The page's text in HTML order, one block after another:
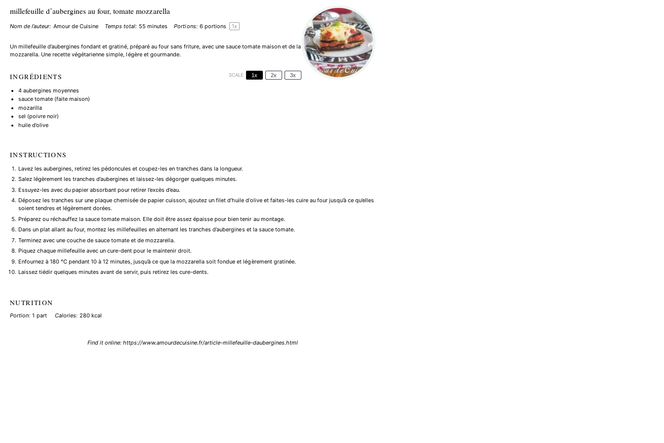
millefeuille d’aubergines au four, tomate mozzarella
Nom de l’auteur: Amour de Cuisine Temps total: 55 minutes Portions: 6portions 1x
Un millefeuille d’aubergines fondant et gratiné, préparé au four sans friture, avec une sauce tomate maison et de la
mozzarella. Une recette végétarienne simple, légère et gourmande.
INGRÉDIENTS SCALE 1x 2x 3x
4aubergines moyennes
sauce tomate (faite maison)
mozarilla
sel (poivre noir)
huile d’olive
INSTRUCTIONS
Lavez les aubergines, retirez les pédoncules et coupez-les en tranches dans la longueur.
Salez légèrement les tranches d’aubergines et laissez-les dégorger quelques minutes.
Essuyez-les avec du papier absorbant pour retirer l’excès d’eau.
Déposez les tranches sur une plaque chemisée de papier cuisson, ajoutez un filet d’huile d’olive et faites-les cuire au four jusqu’à ce qu’elles
soient tendres et légèrement dorées.
Préparez ou réchauffez la sauce tomate maison. Elle doit être assez épaisse pour bien tenir au montage.
Dans un plat allant au four, montez les millefeuilles en alternant les tranches d’aubergines et la sauce tomate.
Terminez avec une couche de sauce tomate et de mozzarella.
Piquez chaque millefeuille avec un cure-dent pour le maintenir droit.
Enfournez à 180 °C pendant 10 à 12 minutes, jusqu’à ce que la mozzarella soit fondue et légèrement gratinée.
Laissez tiédir quelques minutes avant de servir, puis retirez les cure-dents.
NUTRITION
Portion: 1 part Calories: 280 kcal
Find it online: https://www.amourdecuisine.fr/article-millefeuille-daubergines.html